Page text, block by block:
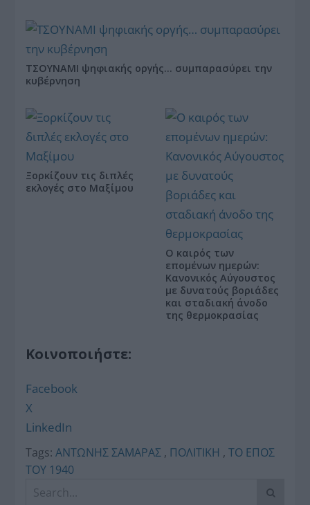
ΤΣΟΥΝΑΜΙ ψηφιακής οργής… συμπαρασύρει την
κυβέρνηση
Ξορκίζουν τις διπλές
εκλογές στο Μαξίμου
Ο καιρός των
επομένων ημερών:
Κανονικός Αύγουστος
με δυνατούς βοριάδες
και σταδιακή άνοδο
της θερμοκρασίας
Κοινοποιήστε:
Facebook
X
LinkedIn
Tags: ΑΝΤΩΝΗΣ ΣΑΜΑΡΑΣ , ΠΟΛΙΤΙΚΗ ,ΤΟ ΕΠΟΣ
ΤΟΥ 1940